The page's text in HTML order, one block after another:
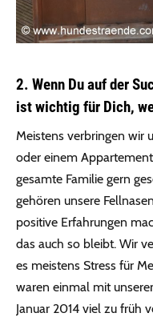
2. Wenn Du auf der
ist wichtig für Dich,
Meistens verbringen wir
oder einem
gesamte Familie gern
gehören unsere
positive Erfahrungen
das auch so bleibt. Wir
es meistens Stress für
waren einmal mit
Januar 2014 viel zu früh